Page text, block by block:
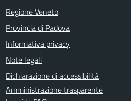
Regione Veneto
Provincia di Padova
Informativa privacy
Note legali
Dichiarazione di accessibilità
Amministrazione trasparente